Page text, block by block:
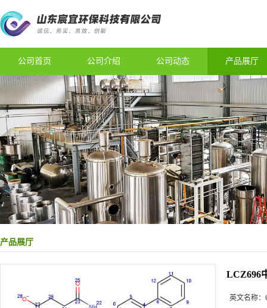
公司首页 公司介绍 公司动态 产品展厅
产品展厅
LCZ696
英文名称：